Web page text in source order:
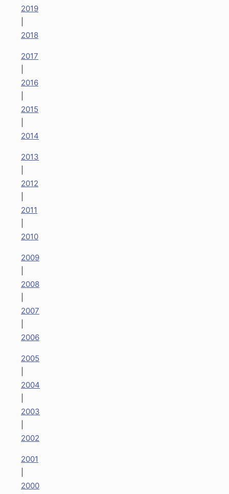
2019
2018
2017
2016
2015
2014
2013
2012
2011
2010
2009
2008
2007
2006
2005
2004
2003
2002
2001
2000